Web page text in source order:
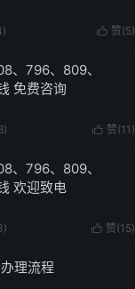
 赞(5)
、796、809、
免费咨询
 赞(11 )
、796、809、
欢迎致电
 赞(15)
理流程